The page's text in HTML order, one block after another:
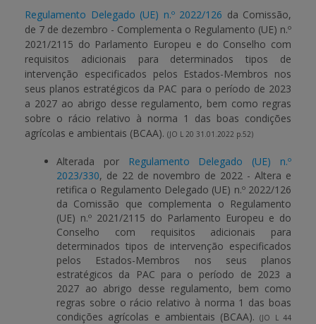
Regulamento Delegado (UE) n.º 2022/126 da Comissão,
de 7 de dezembro - Complementa o Regulamento (UE) n.º
2021/2115 do Parlamento Europeu e do Conselho com
requisitos adicionais para determinados tipos de
intervenção especificados pelos Estados-Membros nos
seus planos estratégicos da PAC para o período de 2023
a 2027 ao abrigo desse regulamento, bem como regras
sobre o rácio relativo à norma 1 das boas condições
agrícolas e ambientais (BCAA). (JO L 20 31.01.2022 p.52)
Alterada por
Regulamento Delegado (UE) n.º
2023/330, de 22 de novembro de 2022 - Altera e
retifica o Regulamento Delegado (UE) n.º 2022/126
da Comissão que complementa o Regulamento
(UE) n.º 2021/2115 do Parlamento Europeu e do
Conselho com requisitos adicionais para
determinados tipos de intervenção especificados
pelos Estados-Membros nos seus planos
estratégicos da PAC para o período de 2023 a
2027 ao abrigo desse regulamento, bem como
regras sobre o rácio relativo à norma 1 das boas
condições agrícolas e ambientais (BCAA).(JO L 44